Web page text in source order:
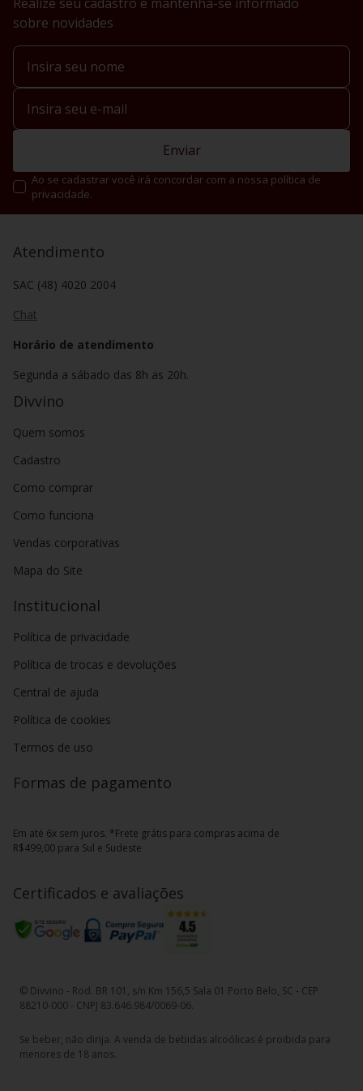
sobre novidades
Enviar
Ao se cadastrar você irá concordar com a nossa política de
privacidade.
Atendimento
SAC (48) 4020 2004
Chat
Horário de atendimento
Segunda a sábado das 8h as 20h.
Divvino
Quem somos
Cadastro
Como comprar
Como funciona
Vendas corporativas
Mapa do Site
Institucional
Política de privacidade
Política de trocas e devoluções
Central de ajuda
Política de cookies
Termos de uso
Formas de pagamento
Em até 6x sem juros. *Frete grátis para compras acima de
R$499,00 para Sul e Sudeste
Certificados e avaliações
© Divvino - Rod. BR 101, s/n Km 156,5 Sala 01 Porto Belo, SC - CEP
88210-000 - CNPJ 83.646.984/0069-06.
Se beber, não dirija. A venda de bebidas alcoólicas é proibida para
menores de 18 anos.